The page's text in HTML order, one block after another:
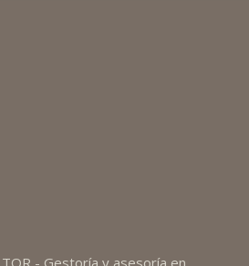
- Gestoría y asesoría en